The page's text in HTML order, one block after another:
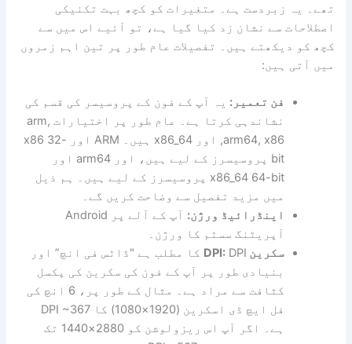
تھے۔ یہ زبردست ہے۔ متغیرات کو کچھ بہت تکنیکی
اصطلاحات سے نشان زد کیا گیا ہے، تو آئیے اس میں سے
کچھ کو دیکھتے ہیں۔ تفصیلات عام طور پر تین اہم زمروں
میں آتی ہیں:
فن تعمیر: یہ آپ کے فون کے پروسیسر کی قسم کی
نشاندہی کرتا ہے۔ عام طور پر اختیارات arm,
arm64, x86, اور x86_64 ہیں۔ ARM اور x86 32-
bit پروسیسرز کے لیے ہیں، اور arm64 اور
x86_64 64-bit پروسیسرز کے لیے ہیں۔ ہم ذیل
میں مزید تفصیل سے وضاحت کریں گے۔
اینڈرائیڈ ورژن:
آپ کے آلے پر Android
آپریٹنگ سسٹم کا ورژن۔
سکرین DPI:
DPI کا مطلب ہے "ڈاٹس فی انچ” اور
بنیادی طور پر آپ کے فون کی سکرین کی پکسل
کثافت سے مراد ہے۔ مثال کے طور پر، 6 انچ کی
فل ایچ ڈی اسکرین (1920×1080) کا DPI ~367
ہے۔ اگر آپ اس ریزولوشن کو 2880×1440 تک